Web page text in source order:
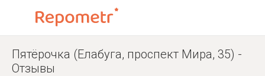
Пятёрочка (Елабуга, проспект Мира, 35) -
Отзывы